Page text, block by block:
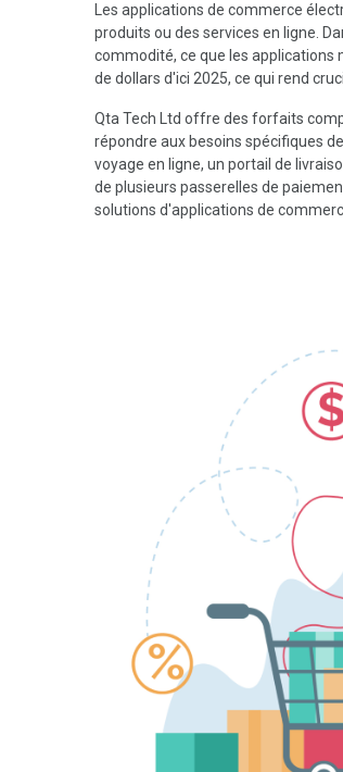
Les applications de commerce
produits ou des services en ligne.
commodité, ce que les
de dollars d'ici 2025, ce qui rend
Qta Tech Ltd offre des forfaits
répondre aux besoins spécifiques
voyage en ligne, un portail de
de plusieurs passerelles de
solutions d'applications de